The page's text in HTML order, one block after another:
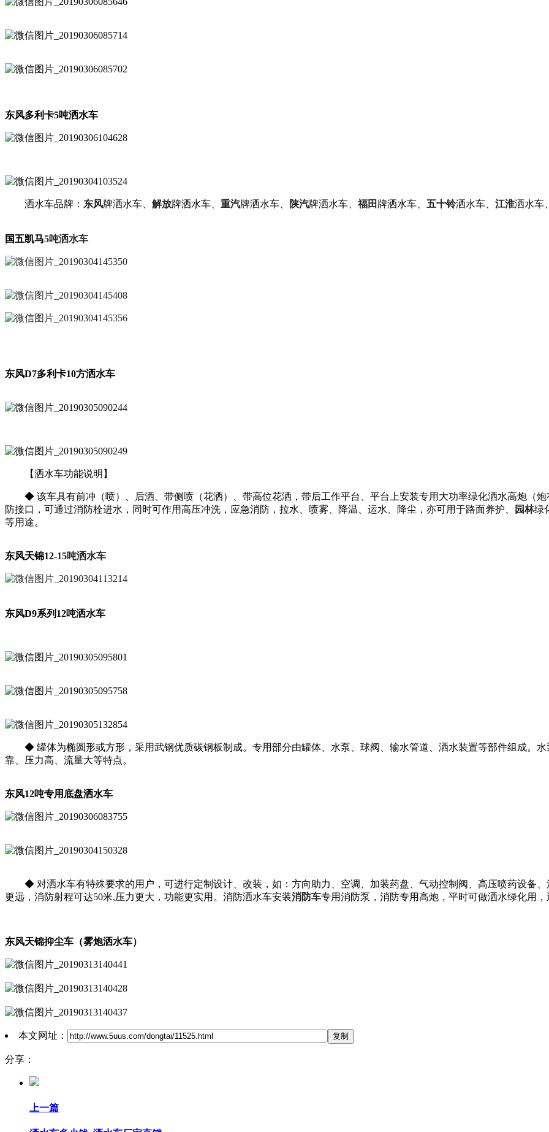
东风多利卡5吨洒水车
洒水车品牌： 东风牌洒水车、 解放牌洒水车、 重汽牌洒水车、 陕汽牌洒水车、 福田 牌洒水车、 五十铃洒水车、 江淮洒水车、
国五凯马5吨洒水车
东风D7多利卡10方洒水车
【洒水车功能说明】
◆ 该车具有前冲（喷）、后洒、带侧喷（花洒）、带高位花洒，带后工作平台、平台上安装专用大功率绿化洒水高炮（炮
防接口，可通过消防栓进水，同时可作用高压冲洗，应急消防，拉水、喷雾、降温、运水、降尘，亦可用于路面养护、
园林绿
等用途。
东风天锦12-15吨洒水车
东风D9系列12吨洒水车
◆ 罐体为椭圆形或方形，采用武钢优质碳钢板制成。专用部分由罐体、水泵、球阀、输水管道、洒水装置等部件组成。水
靠、压力高、流量大等特点。
东风12吨专用底盘洒水车
◆ 对洒水车有特殊要求的用户，可进行定制设计、改装，如：方向助力、空调、加装药盘、气动控制阀、高压喷药设备、
更远，消防射程可达50米,压力更大，功能更实用。消防洒水车安装消防车专用消防泵，消防专用高炮，平时可做洒水绿化用
东风天锦抑尘车（雾炮洒水车）
本文网址：
分享：
上一篇